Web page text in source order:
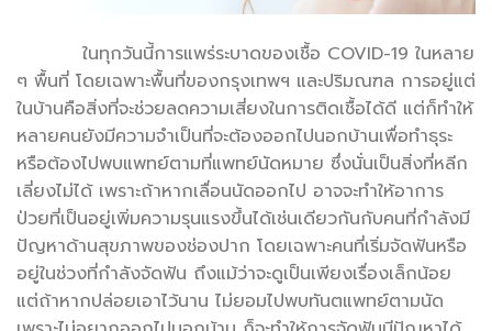
ในทุกวันนี้การแพร่ระบาดของเชื้อ COVID-19 ในหลาย
ๆ พื้นที่ โดยเฉพาะพื้นที่ของกรุงเทพฯ และปริมณฑล การอยู่แต่
ในบ้านคือสิ่งที่จะช่วยลดความเสี่ยงในการติดเชื้อได้ดี แต่ก็ทำให้
หลายคนยังมีความจำเป็นที่จะต้องออกไปนอกบ้านเพื่อทำธุระ
หรือต้องไปพบแพทย์ตามที่แพทย์นัดหมาย ซึ่งนั่นเป็นสิ่งที่หลีก
เลี่ยงไม่ได้ เพราะถ้าหากเลื่อนนัดออกไป อาจจะทำให้อาการ
ป่วยที่เป็นอยู่เพิ่มความรุนแรงขึ้นได้เช่นเดียวกันกับคนที่กำลังมี
ปัญหาด้านสุขภาพของช่องปาก โดยเฉพาะคนที่เริ่มจัดฟันหรือ
อยู่ในช่วงที่กำลังจัดฟัน ถึงแม้ว่าจะดูเป็นเพียงเรื่องเล็กน้อย
แต่ถ้าหากปล่อยเอาไว้นาน ไม่ยอมไปพบทันตแพทย์ตามนัด